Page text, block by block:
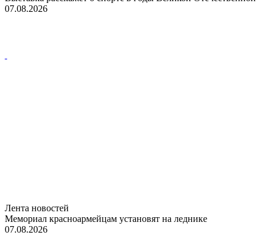
07.08.2026
Лента новостей
Мемориал красноармейцам установят на леднике
07.08.2026